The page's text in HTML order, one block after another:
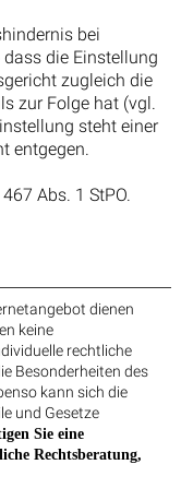
bei
die Einstellung
zugleich die
zur Folge hat (vgl.
steht einer
entgegen.
Abs. 1 StPO.
dienen
keine
rechtliche
Besonderheiten des
kann sich die
und Gesetze
Sie eine
Rechtsberatung,